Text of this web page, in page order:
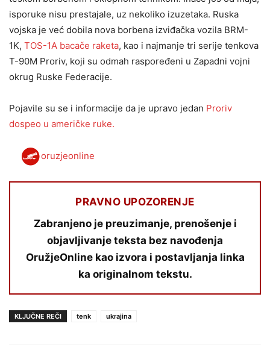
isporuke nisu prestajale, uz nekoliko izuzetaka. Ruska
vojska je već dobila nova borbena izviđačka vozila BRM-
1K, TOS-1A bacače raketa, kao i najmanje tri serije tenkova
T-90M Proriv, koji su odmah raspoređeni u Zapadni vojni
okrug Ruske Federacije.
Pojavile su se i informacije da je upravo jedan Proriv
dospeo u američke ruke.
oruzjeonline
PRAVNO UPOZORENJE
Zabranjeno je preuzimanje, prenošenje i
objavljivanje teksta bez navođenja
OružjeOnline kao izvora i postavljanja linka
ka originalnom tekstu.
KLJUČNE REČI tenk ukrajina